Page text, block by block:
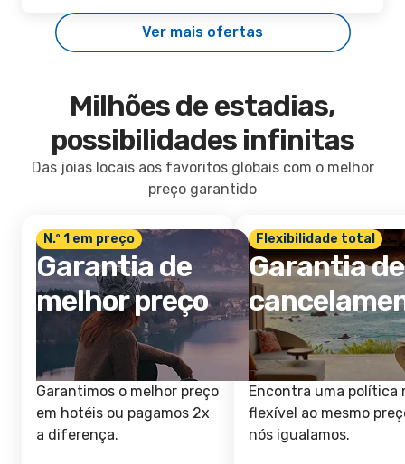
Ver mais ofertas
Milhões de estadias,
possibilidades infinitas
Das joias locais aos favoritos globais com o melhor
preço garantido
N.º 1 em preço
Garantia de
melhor preço
Garantimos o melhor preço
em hotéis ou pagamos 2x
a diferença.
Flexibilidade total
Garantia de
Encontra uma política
flexível ao mesmo
nós igualamos.